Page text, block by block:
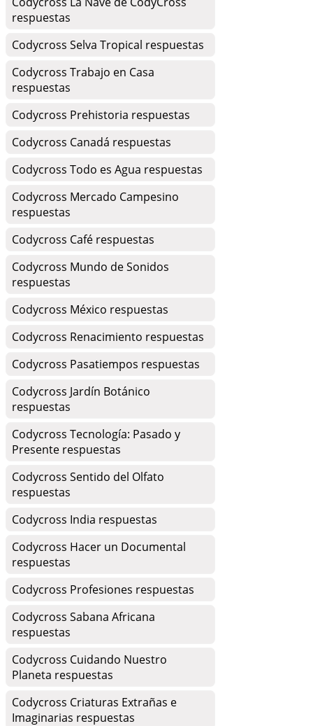
respuestas
Codycross Selva Tropical respuestas
Codycross Trabajo en Casa
respuestas
Codycross Prehistoria respuestas
Codycross Canadá respuestas
Codycross Todo es Agua respuestas
Codycross Mercado Campesino
respuestas
Codycross Café respuestas
Codycross Mundo de Sonidos
respuestas
Codycross México respuestas
Codycross Renacimiento respuestas
Codycross Pasatiempos respuestas
Codycross Jardín Botánico
respuestas
Codycross Tecnología: Pasado y
Presente respuestas
Codycross Sentido del Olfato
respuestas
Codycross India respuestas
Codycross Hacer un Documental
respuestas
Codycross Profesiones respuestas
Codycross Sabana Africana
respuestas
Codycross Cuidando Nuestro
Planeta respuestas
Codycross Criaturas Extrañas e
Imaginarias respuestas